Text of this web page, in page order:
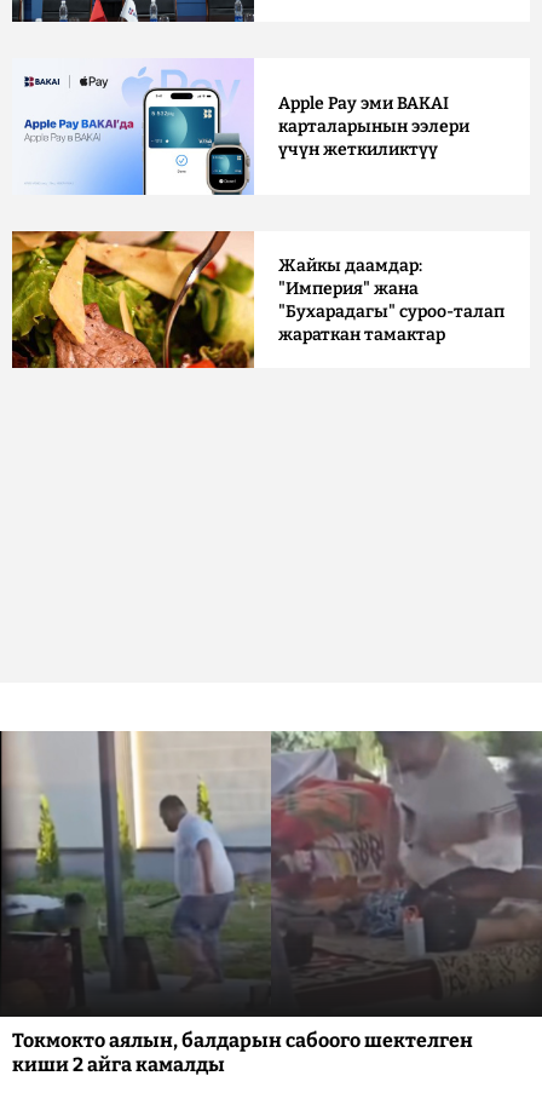
Apple Pay эми BAKAI
карталарынын ээлери
үчүн жеткиликтүү
Жайкы даамдар:
"Империя" жана
"Бухарадагы" суроо-талап
жараткан тамактар
Токмокто аялын, балдарын сабоого шектелген
киши 2 айга камалды